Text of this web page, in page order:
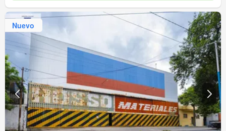
Nuevo